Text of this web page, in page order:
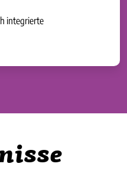
integrierte